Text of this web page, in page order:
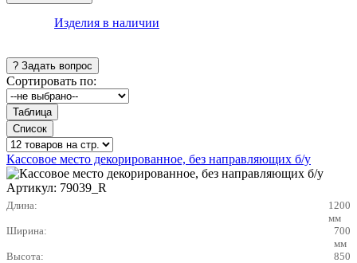
Изделия в наличии
Сортировать по:
Кассовое место декорированное, без направляющих б/у
Артикул: 79039_R
Длина:
1200
мм
Ширина:
700
мм
Высота:
850